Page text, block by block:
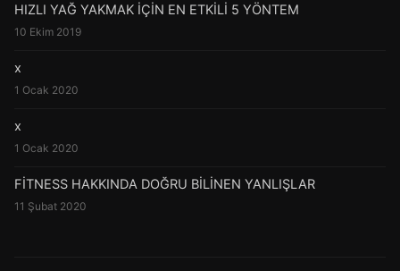
HIZLI YAĞ YAKMAK İÇİN EN ETKİLİ 5 YÖNTEM
10 Ekim 2019
x
1 Ocak 2020
x
1 Ocak 2020
FİTNESS HAKKINDA DOĞRU BİLİNEN YANLIŞLAR
11 Şubat 2020